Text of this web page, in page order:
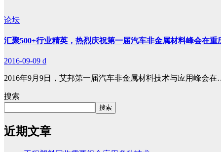
论坛
汇聚500+行业精英，热烈庆祝第一届汽车非金属材料峰会在重
2016-09-09 d
2016年9月9日，艾邦第一届汽车非金属材料技术与应用峰会
搜索
搜索
近期文章